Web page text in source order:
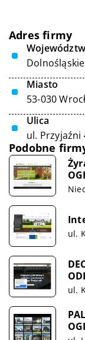
Adres firmy
Dolnośląskie
Miasto
53-030
Ulica
ul. Przyjaźni
Podobne
ul.
ul.